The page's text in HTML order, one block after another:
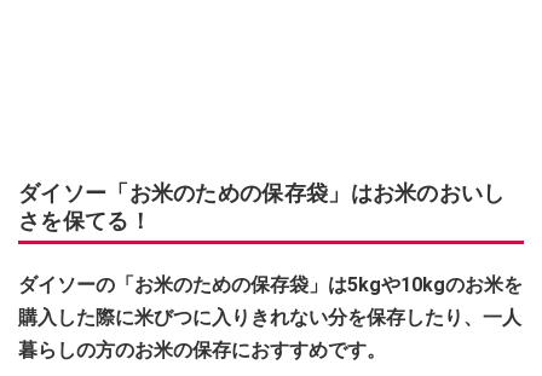
ダイソー「お米のための保存袋」はお米のおいし
さを保てる！
ダイソーの「お米のための保存袋」は5kgや10kgのお米を
購入した際に米びつに入りきれない分を保存したり、一人
暮らしの方のお米の保存におすすめです。